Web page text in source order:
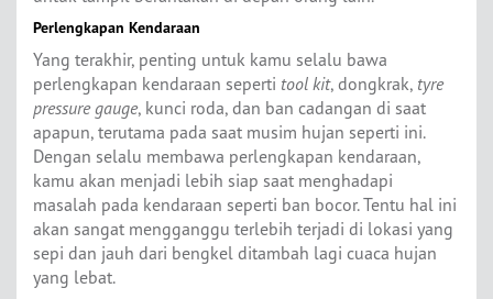
Perlengkapan Kendaraan
Yang terakhir, penting untuk kamu selalu bawa
perlengkapan kendaraan seperti tool kit, dongkrak, tyre
pressure gauge, kunci roda, dan ban cadangan di saat
apapun, terutama pada saat musim hujan seperti ini.
Dengan selalu membawa perlengkapan kendaraan,
kamu akan menjadi lebih siap saat menghadapi
masalah pada kendaraan seperti ban bocor. Tentu hal ini
akan sangat mengganggu terlebih terjadi di lokasi yang
sepi dan jauh dari bengkel ditambah lagi cuaca hujan
yang lebat.